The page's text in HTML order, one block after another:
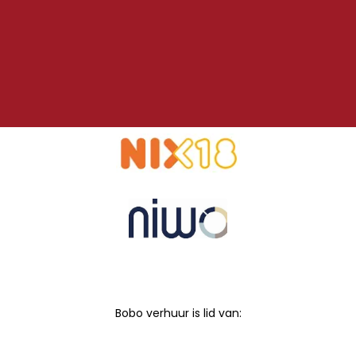
Bobo verhuur is lid van: